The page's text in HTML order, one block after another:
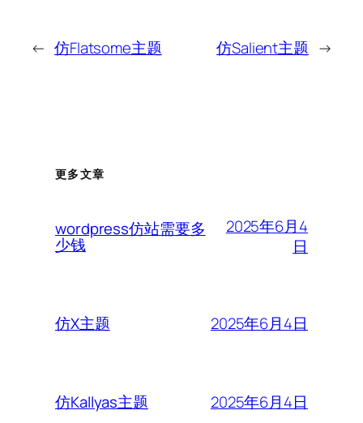
← 仿Flatsome主题 仿Salient主题 →
更多文章
wordpress仿站需要多
少钱
2025年6月4
日
仿X主题 2025年6月4日
仿Kallyas主题 2025年6月4日